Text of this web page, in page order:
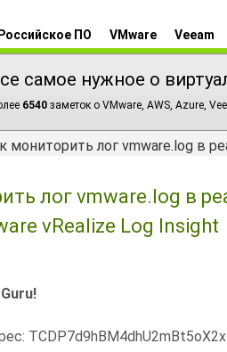
Российское ПО VMware Veeam
самое нужное о
6540 заметок о VMware, AWS, Azure,
мониторить лог vmware.log в
лог vmware.log в
vRealize Log Insight